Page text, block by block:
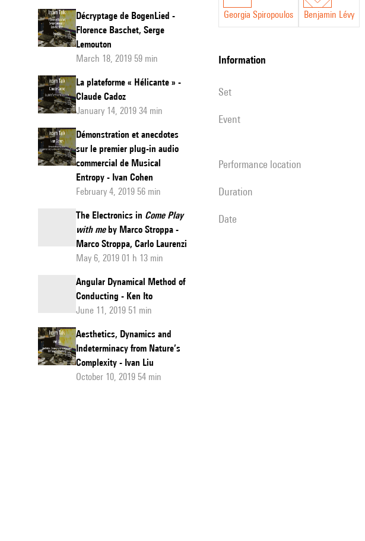
Décryptage de BogenLied -
Florence Baschet, Serge
Lemouton
March 18, 2019 59 min
La plateforme « Hélicante » -
Claude Cadoz
January 14, 2019 34 min
Démonstration et anecdotes
sur le premier plug-in audio
commercial de Musical
Entropy - Ivan Cohen
February 4, 2019 56 min
The Electronics in Come Play
with meby Marco Stroppa -
Marco Stroppa, Carlo Laurenzi
May 6, 2019 01 h 13 min
Angular Dynamical Method of
Conducting - Ken Ito
June 11, 2019 51 min
Aesthetics, Dynamics and
Indeterminacy from Nature’s
Complexity - Ivan Liu
October 10, 2019 54 min
spectacle
pour
pianiste-
d'animation
Georgia Spiropoulos Benjamin Lévy
information
set
event
performance location
duration
date